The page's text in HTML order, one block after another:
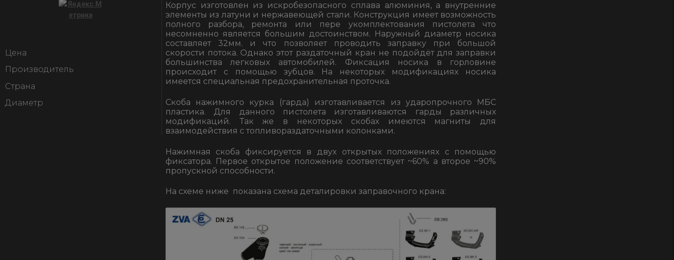
Корпус изготовлен из искробезопасного сплава алюминия, а внутренние
элементы из латуни и нержавеющей стали. Конструкция имеет возможность
полного разбора, ремонта или пере укомплектования пистолета что
несомненно является большим достоинством. Наружный диаметр носика
составляет 32мм. и что позволяет проводить заправку при большой
скорости потока. Однако этот раздаточный кран не подойдёт для заправки
большинства легковых автомобилей. Фиксация носика в горловине
происходит с помощью зубцов. На некоторых модификациях носика
имеется специальная предохранительная проточка.
Скоба нажимного курка (гарда) изготавливается из ударопрочного МБС
пластика. Для данного пистолета изготавливаются гарды различных
модификаций. Так же в некоторых скобах имеются магниты для
взаимодействия с топливораздаточными колонками.
Нажимная скоба фиксируется в двух открытых положениях с помощью
фиксатора. Первое открытое положение соответствует ~60% а второе ~90%
пропускной способности.
На схеме ниже показана схема деталировки заправочного крана:
Цена
Производитель
Страна
Диаметр